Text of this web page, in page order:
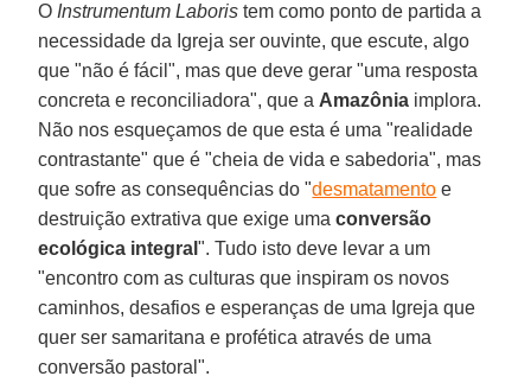
O Instrumentum Laboris tem como ponto de partida a
necessidade da Igreja ser ouvinte, que escute, algo
que "não é fácil", mas que deve gerar "uma resposta
concreta e reconciliadora", que a Amazônia implora.
Não nos esqueçamos de que esta é uma "realidade
contrastante" que é "cheia de vida e sabedoria", mas
que sofre as consequências do "desmatamento e
destruição extrativa que exige umaconversão
ecológica integral". Tudo isto deve levar a um
"encontro com as culturas que inspiram os novos
caminhos, desafios e esperanças de uma Igreja que
quer ser samaritana e profética através de uma
conversão pastoral".